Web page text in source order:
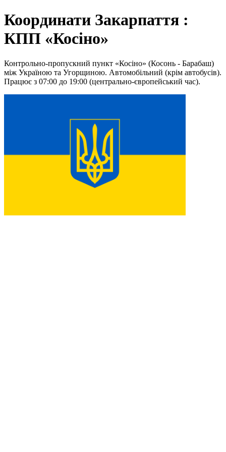
Координати Закарпаття :
КПП «Косіно»
Контрольно-пропускний пункт «Косіно» (Косонь - Барабаш)
між Україною та Угорщиною. Автомобільний (крім автобусів).
Працює з 07:00 до 19:00 (центрально-європейський час).